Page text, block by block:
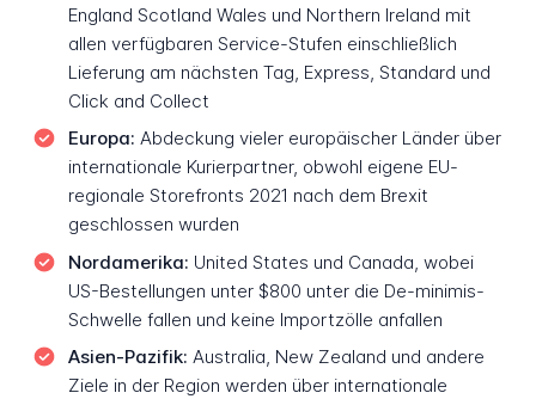
England Scotland Wales und Northern Ireland mit
allen verfügbaren Service-Stufen einschließlich
Lieferung am nächsten Tag, Express, Standard und
Click and Collect
Europa: Abdeckung vieler europäischer Länder über
internationale Kurierpartner, obwohl eigene EU-
regionale Storefronts 2021 nach dem Brexit
geschlossen wurden
Nordamerika: United States und Canada, wobei
US-Bestellungen unter $800 unter die De-minimis-
Schwelle fallen und keine Importzölle anfallen
Asien-Pazifik: Australia, New Zealand und andere
Ziele in der Region werden über internationale